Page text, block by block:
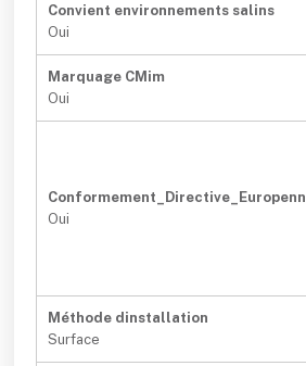
Convient environnements salins
Oui
Marquage CMim
Oui
Oui
Méthode dinstallation
Surface